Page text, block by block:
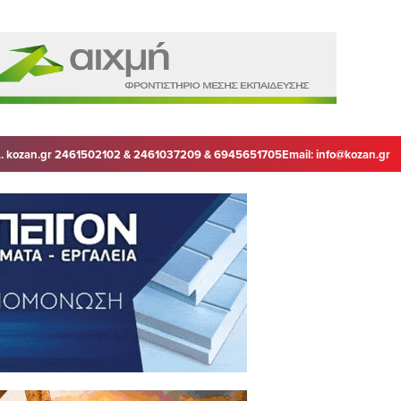
kozan.gr 2461502102 & 2461037209 & 6945651705Email:info@kozan.gr